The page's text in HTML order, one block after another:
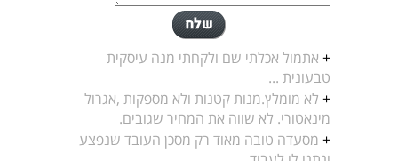
+ אתמול אכלתי שם ולקחתי מנה עיסקית
טבעונית ...
+ לא מומלץ.מנות קטנות ולא מספקות ,אגרול
מינאטורי. לא שווה את המחיר שגובים.
+ מסעדה טובה מאוד רק מסכן העובד שנפצע